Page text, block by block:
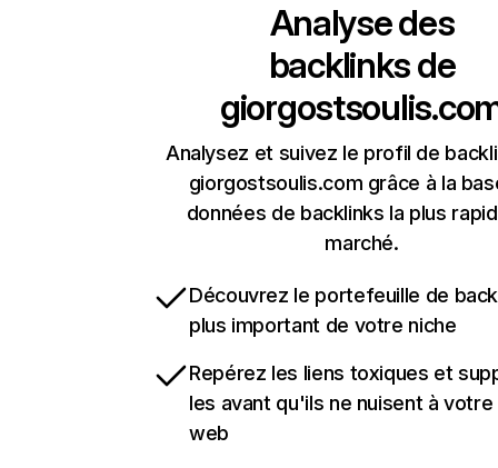
Analyse des
backlinks de
Analysez et suivez le profil de
giorgostsoulis.com grâce à la
données de backlinks la plus
marché.
Découvrez le portefeuille de
plus important de votre niche
Repérez les liens toxiques et
les avant qu'ils ne nuisent à
web